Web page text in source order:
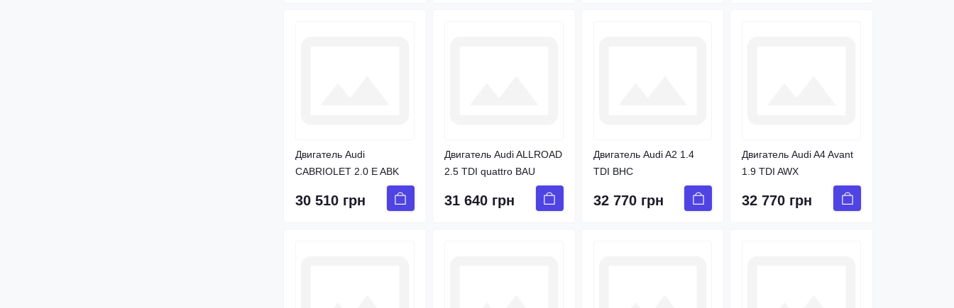
Двигатель Audi
CABRIOLET 2.0 E ABK
30 510 грн
Двигатель Audi ALLROAD
2.5 TDI quattro BAU
31 640 грн
Двигатель Audi A2 1.4
TDI BHC
32 770 грн
Двигатель Audi A4 Avant
1.9 TDI AWX
32 770 грн